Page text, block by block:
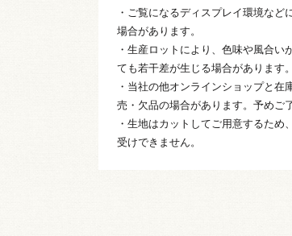
・ご覧になるディスプレイ環境な
場合があります。
・生産ロットにより、色味や風合い
ても若干差が生じる場合があります
・当社の他オンラインショップと
売・欠品の場合があります。予めご
・生地はカットしてご用意するた
受けできません。